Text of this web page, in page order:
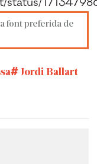
font preferida de
Jordi Ballart